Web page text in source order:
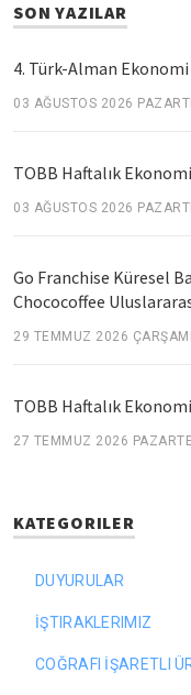
SON YAZILAR
4. Türk-Alman
03 AĞUSTOS 2026
TOBB Haftalık
03 AĞUSTOS 2026
Go Franchise Küresel
Chococoffee
29 TEMMUZ 2026
TOBB Haftalık
27 TEMMUZ 2026
KATEGORILER
DUYURULAR
İŞTIRAKLERIMIZ
COĞRAFI İŞARETLI